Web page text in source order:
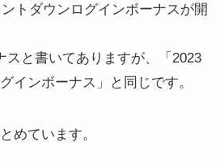
トダウンログインボーナスが開
スと書いてありますが、「2023
インボーナス」と同じです。
めています。